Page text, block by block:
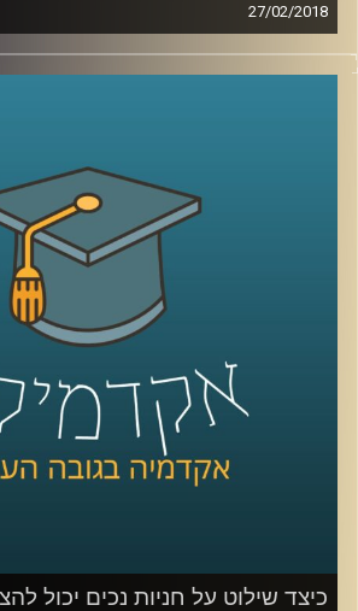
27/02/2018
מחקרים מצביעים על כך שאבות
הסיבות לכך, מתאר מודלים
משפחה ומסביר כיצד הם
AudioVersity
כיצד שילוט על חניות נכים יכול